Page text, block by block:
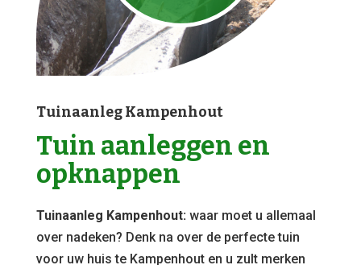
Tuinaanleg Kampenhout
Tuin aanleggen en
opknappen
Tuinaanleg Kampenhout:waar moet u allemaal
over nadeken? Denk na over de perfecte tuin
voor uw huis te Kampenhout en u zult merken